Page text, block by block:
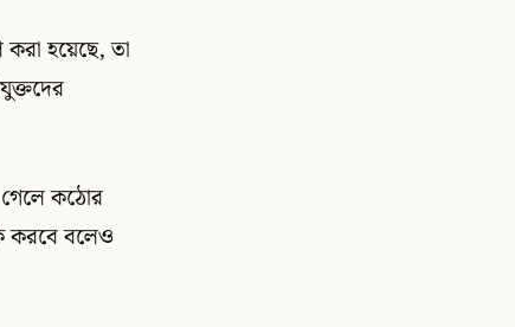
হয়েছে, তা
কঠোর
করবে বলেও